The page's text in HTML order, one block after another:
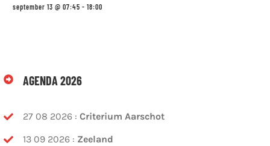
september 13 @ 07:45 - 18:00
AGENDA 2026
27 08 2026 :Criterium Aarschot
13 09 2026 : Zeeland